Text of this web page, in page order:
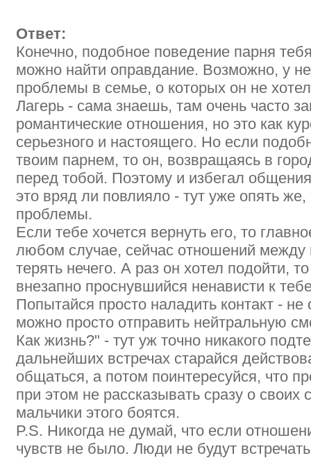
Ответ:
Конечно, подобное поведение парня
можно найти оправдание. Возможно, у
проблемы в семье, о которых он не
Лагерь - сама знаешь, там очень часто
романтические отношения, но это как
серьезного и настоящего. Но если
твоим парнем, то он, возвращаясь в
перед тобой. Поэтому и избегал
это вряд ли повлияло - тут уже опять
проблемы.
Если тебе хочется вернуть его, то
любом случае, сейчас отношений между
терять нечего. А раз он хотел подойти,
внезапно проснувшийся ненависти к
Попытайся просто наладить контакт - не
можно просто отправить нейтральную
Как жизнь?" - тут уж точно никакого
дальнейших встречах старайся
общаться, а потом поинтересуйся, что
при этом не рассказывать сразу о своих
мальчики этого боятся.
P.S. Никогда не думай, что если
чувств не было. Люди не будут